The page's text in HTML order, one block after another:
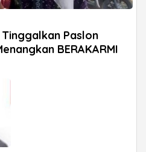
Paslon
BERAKARMI